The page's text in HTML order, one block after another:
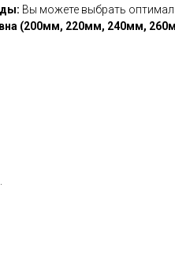
Вы можете выбрать
(200мм, 220мм, 240мм,